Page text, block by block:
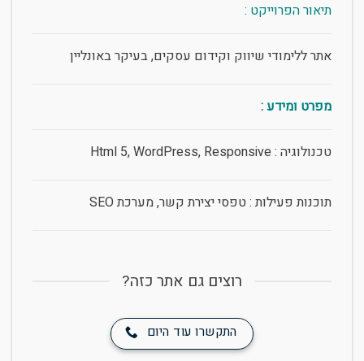
תיאור הפרוייקט :
אתר ללימודי שיווק וקידום עסקים, בעיקר באונליין
מפרט ומידע :
טכנולוגיה : Html 5, WordPress, Responsive
תוכנות פעילות : טפסי יצירת קשר, מערכת SEO
רוצים גם אתר כזה?
התקשרו עוד היום